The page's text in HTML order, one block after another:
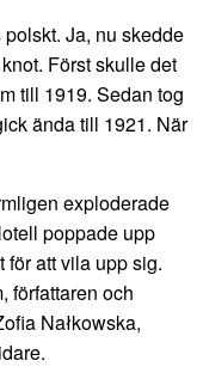
Ja, nu skedde
Först skulle det
till 1919. Sedan tog
ända till 1921. När
exploderade
poppade upp
för att vila upp sig.
författaren och
Nałkowska,